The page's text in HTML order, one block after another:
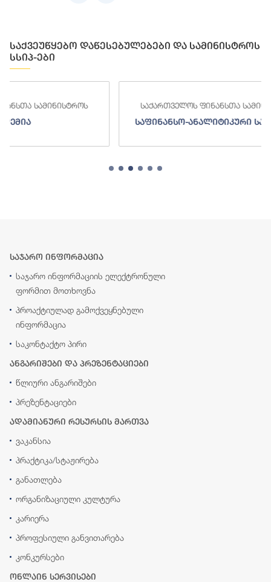
საქვეუწყებო დაწესებულებები და სამინისტროს
სსიპ-ები
საქართველოს ფინანსთა სამინისტროს
საფინანსო-ანალიტიკური სამსახური
საჯარო ინფორმაცია
საჯარო ინფორმაციის ელექტრონული
ფორმით მოთხოვნა
პროაქტიულად გამოქვეყნებული
ინფორმაცია
საკონტაქტო პირი
ანგარიშები და პრეზენტაციები
წლიური ანგარიშები
პრეზენტაციები
ადამიანური რესურსის მართვა
ვაკანსია
პრაქტიკა/სტაჟირება
განათლება
ორგანიზაციული კულტურა
კარიერა
პროფესიული განვითარება
კონკურსები
ონლაინ სერვისები